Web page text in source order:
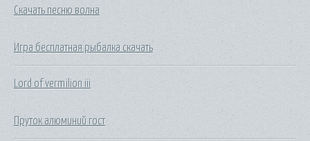
Скачать песню волна
Игра бесплатная рыбалка скачать
Lord of vermilion iii
Пруток алюминий гост